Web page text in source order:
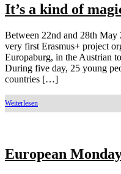
It’s a kind of
Between 22nd and 28th
very first Erasmus+ project
Europaburg, in the Austrian
During five day, 25 young
countries […]
European